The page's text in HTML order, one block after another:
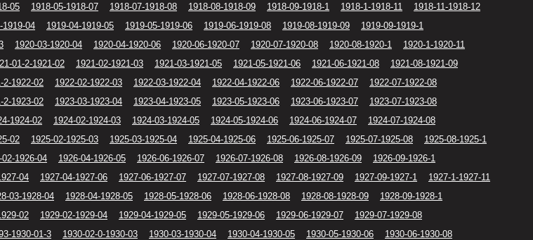
05 1918-05-1918-07 1918-07-1918-08 1918-08-1918-09 1918-09-1918-1 1918-1-1918-11
1918-11-1918-12
1919-04 1919-04-1919-05 1919-05-1919-06 1919-06-1919-08 1919-08-1919-09
1919-09-1919-1
1920-03-1920-04 1920-04-1920-06 1920-06-1920-07 1920-07-1920-08 1920-08-1920-1
1920-1-1920-11
01-2-1921-02 1921-02-1921-03 1921-03-1921-05 1921-05-1921-06 1921-06-1921-08
1921-08-1921-09
2-1922-02 1922-02-1922-03 1922-03-1922-04 1922-04-1922-06 1922-06-1922-07
1922-07-1922-08
2-1923-02 1923-03-1923-04 1923-04-1923-05 1923-05-1923-06 1923-06-1923-07
1923-07-1923-08
1924-02 1924-02-1924-03 1924-03-1924-05 1924-05-1924-06 1924-06-1924-07
1924-07-1924-08
02 1925-02-1925-03 1925-03-1925-04 1925-04-1925-06 1925-06-1925-07 1925-07-1925-08
1925-08-1925-1
02-1926-04 1926-04-1926-05 1926-06-1926-07 1926-07-1926-08 1926-08-1926-09
1926-09-1926-1
04 1927-04-1927-06 1927-06-1927-07 1927-07-1927-08 1927-08-1927-09 1927-09-1927-1
1927-1-1927-11
03-1928-04 1928-04-1928-05 1928-05-1928-06 1928-06-1928-08 1928-08-1928-09
1928-09-1928-1
02 1929-02-1929-04 1929-04-1929-05 1929-05-1929-06 1929-06-1929-07
1929-07-1929-08
1930-01-3 1930-02-0-1930-03 1930-03-1930-04 1930-04-1930-05 1930-05-1930-06
1930-06-1930-08